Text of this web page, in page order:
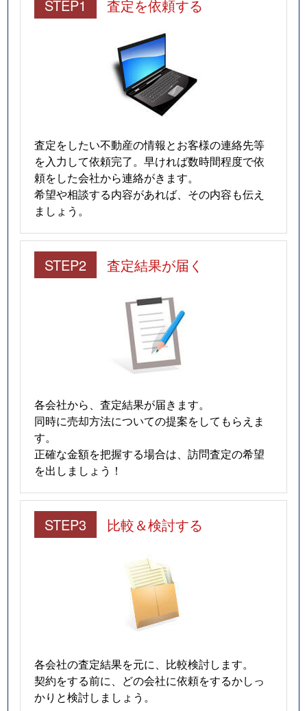
STEP1 査定を依頼する
査定をしたい不動産の情報とお客様の連絡先等
を入力して依頼完了。早ければ数時間程度で依
頼をした会社から連絡がきます。
希望や相談する内容があれば、その内容も伝え
ましょう。
STEP2 査定結果が届く
各会社から、査定結果が届きます。
同時に売却方法についての提案をしてもらえま
す。
正確な金額を把握する場合は、訪問査定の希望
を出しましょう！
STEP3 比較＆検討する
各会社の査定結果を元に、比較検討します。
契約をする前に、どの会社に依頼をするかしっ
かりと検討しましょう。